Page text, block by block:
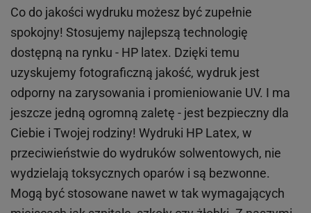
Co do jakości wydruku możesz być zupełnie
spokojny! Stosujemy najlepszą technologię
dostępną na rynku - HP latex. Dzięki temu
uzyskujemy fotograficzną jakość, wydruk jest
odporny na zarysowania i promieniowanie UV. I ma
jeszcze jedną ogromną zaletę - jest bezpieczny dla
Ciebie i Twojej rodziny! Wydruki HP Latex, w
przeciwieństwie do wydruków solwentowych, nie
wydzielają toksycznych oparów i są bezwonne.
Mogą być stosowane nawet w tak wymagających